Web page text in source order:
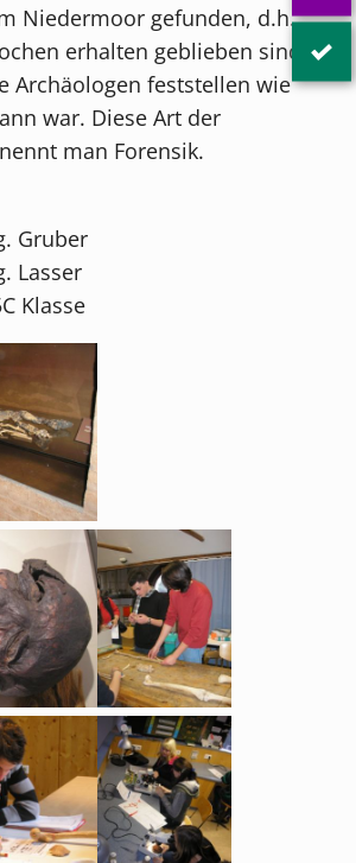
Niedermoor gefunden, d.h.
erhalten geblieben sind.
Archäologen feststellen wie
war. Diese Art der
man Forensik.
Gruber
Lasser
Klasse